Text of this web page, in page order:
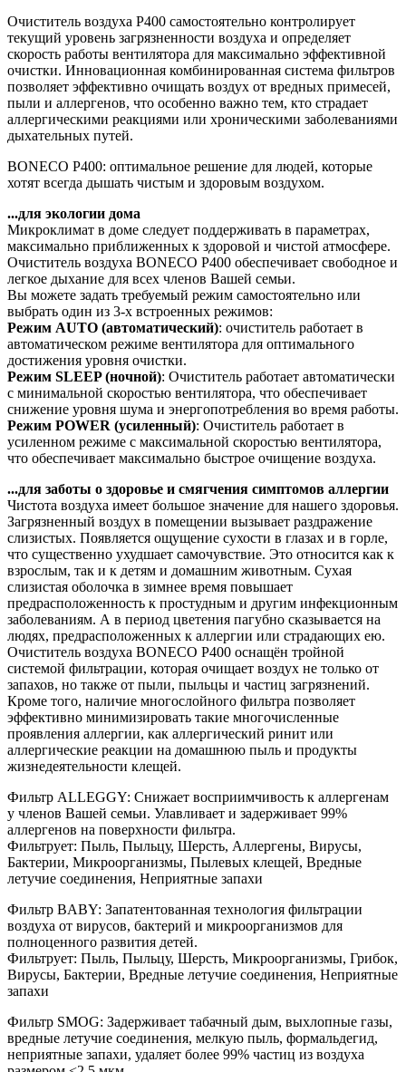
Очиститель воздуха P400 самостоятельно контролирует
текущий уровень загрязненности воздуха и определяет
скорость работы вентилятора для максимально эффективной
очистки. Инновационная комбинированная система фильтров
позволяет эффективно очищать воздух от вредных примесей,
пыли и аллергенов, что особенно важно тем, кто страдает
аллергическими реакциями или хроническими заболеваниями
дыхательных путей.
BONECO P400: оптимальное решение для людей, которые
хотят всегда дышать чистым и здоровым воздухом.
...для экологии дома
Микроклимат в доме следует поддерживать в параметрах,
максимально приближенных к здоровой и чистой атмосфере.
Очиститель воздуха BONECO P400 обеспечивает свободное и
легкое дыхание для всех членов Вашей семьи.
Вы можете задать требуемый режим самостоятельно или
выбрать один из 3-х встроенных режимов:
Режим AUTO (автоматический): очиститель работает в
автоматическом режиме вентилятора для оптимального
достижения уровня очистки.
Режим SLEEP (ночной): Очиститель работает автоматически
с минимальной скоростью вентилятора, что обеспечивает
снижение уровня шума и энергопотребления во время работы.
Режим POWER (усиленный): Очиститель работает в
усиленном режиме с максимальной скоростью вентилятора,
что обеспечивает максимально быстрое очищение воздуха.
...для заботы о здоровье и смягчения симптомов аллергии
Чистота воздуха имеет большое значение для нашего здоровья.
Загрязненный воздух в помещении вызывает раздражение
слизистых. Появляется ощущение сухости в глазах и в горле,
что существенно ухудшает самочувствие. Это относится как к
взрослым, так и к детям и домашним животным. Сухая
слизистая оболочка в зимнее время повышает
предрасположенность к простудным и другим инфекционным
заболеваниям. А в период цветения пагубно сказывается на
людях, предрасположенных к аллергии или страдающих ею.
Очиститель воздуха BONECO P400 оснащён тройной
системой фильтрации, которая очищает воздух не только от
запахов, но также от пыли, пыльцы и частиц загрязнений.
Кроме того, наличие многослойного фильтра позволяет
эффективно минимизировать такие многочисленные
проявления аллергии, как аллергический ринит или
аллергические реакции на домашнюю пыль и продукты
жизнедеятельности клещей.
Фильтр ALLEGGY: Снижает восприимчивость к аллергенам
у членов Вашей семьи. Улавливает и задерживает 99%
аллергенов на поверхности фильтра.
Фильтрует: Пыль, Пыльцу, Шерсть, Аллергены, Вирусы,
Бактерии, Микроорганизмы, Пылевых клещей, Вредные
летучие соединения, Неприятные запахи
Фильтр BABY: Запатентованная технология фильтрации
воздуха от вирусов, бактерий и микроорганизмов для
полноценного развития детей.
Фильтрует: Пыль, Пыльцу, Шерсть, Микроорганизмы, Грибок,
Вирусы, Бактерии, Вредные летучие соединения, Неприятные
запахи
Фильтр SMOG: Задерживает табачный дым, выхлопные газы,
вредные летучие соединения, мелкую пыль, формальдегид,
неприятные запахи, удаляет более 99% частиц из воздуха